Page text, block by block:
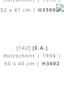
52 x 41 cm |
H3599
[142] [E.A.]
Holzschnitt | 1994 |
50 x 40 cm |
H3602